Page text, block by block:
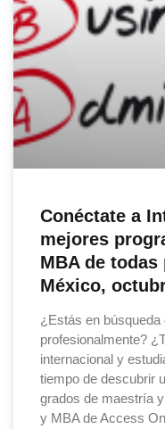
Conéctate a
mejores
MBA de
México,
¿Estás en
profesionalmente?
internacional y
tiempo de descubrir
grados de maestría
y MBA de Access